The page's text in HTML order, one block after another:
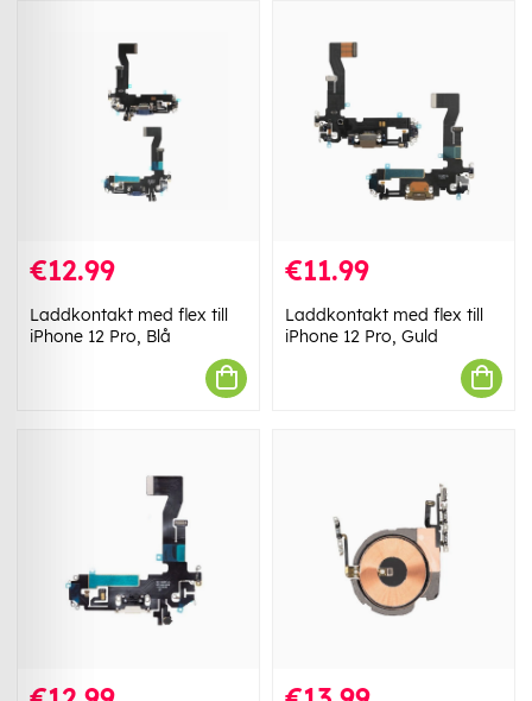
€12.99
Laddkontakt med flex till
iPhone 12 Pro, Blå
€11.99
Laddkontakt med flex till
iPhone 12 Pro, Guld